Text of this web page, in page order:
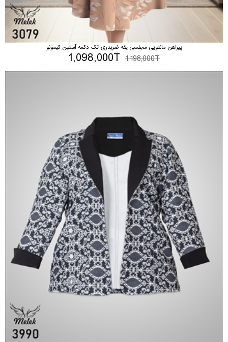
پیراهن مانتویی مجلسی یقه ضربدری تک دکمه آستین کیمونو
1,198,000T
1,098,000T